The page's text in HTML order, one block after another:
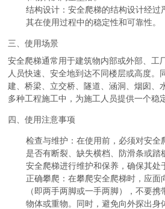
结构设计 ：安全爬梯的结构设计经
其在使用过程中的稳定性和可靠性。
三、使用场景
安全爬梯通常用于建筑物内部或外部、工
人员快速、安全地到达不同楼层或高度。
建、桥梁、立交桥、隧道、涵洞、烟囱、
多种工程施工中，为施工人员提供一个稳
四、使用注意事项
检查与维护 ：在使用前，必须对安
是否有断裂、缺失横档、防滑条或踏
安全爬梯进行维护和保养，确保其处
正确攀爬 ：在攀爬安全爬梯时，应
（即两手两脚或一手两脚），不要
物体或重物。同时，避免向外探出身